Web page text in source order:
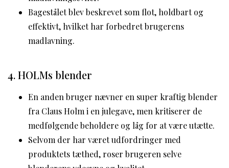
Bagestålet blev beskrevet som flot, holdbart og
effektivt, hvilket har forbedret brugerens
madlavning.
4. HOLMs blender
En anden bruger nævner en super kraftig blender
fra Claus Holm i en julegave, men kritiserer de
medfølgende beholdere og låg for at være utætte.
Selvom der har været udfordringer med
produktets tæthed, roser brugeren selve